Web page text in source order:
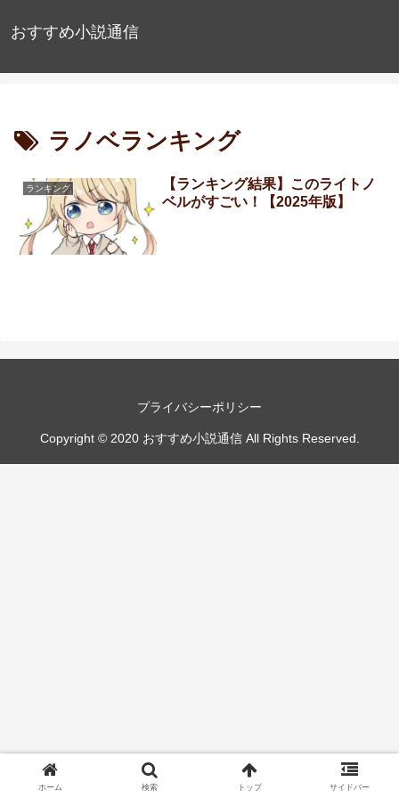
おすすめ小説通信
ラノベランキング
ランキング
【ランキング結果】このライトノ
ベルがすごい！【2025年版】
プライバシーポリシー
Copyright © 2020 おすすめ小説通信 All Rights Reserved.
ホーム 検索 トップ サイドバー